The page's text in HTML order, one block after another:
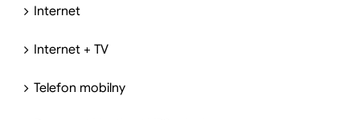
Internet
Internet + TV
Telefon mobilny